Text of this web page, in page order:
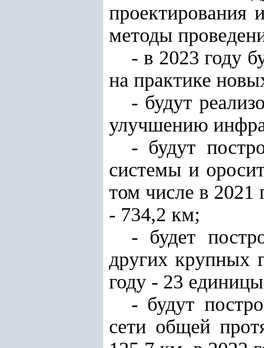
проектирования
методы
- в 2023 году
на практике
- будут
улучшению
- будут
системы и
том числе в 2021
- 734,2 км;
- будет
других крупных
году - 23
- будут
сети общей